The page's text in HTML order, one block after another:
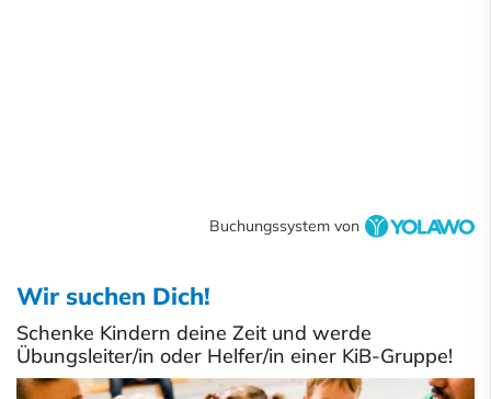
Buchungssystem von
Wir suchen Dich!
Schenke Kindern deine Zeit und werde
Übungsleiter/in oder Helfer/in einer KiB-Gruppe!